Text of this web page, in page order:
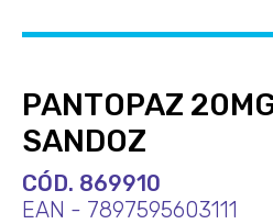
PANTOPAZ
SANDOZ
CÓD. 869910
EAN - 7897595603111